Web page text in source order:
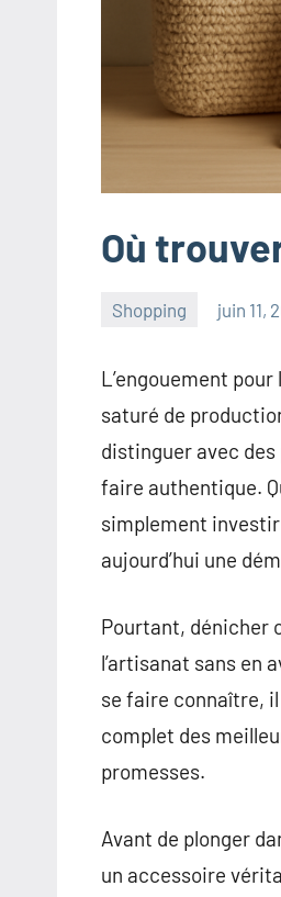
à
au
dans
et
nous
pour
des
insights
sur
mode
non
féminine
encore.
Où
Shopping juin 11,
L’engouement
saturé de
distinguer avec des
faire authentique.
simplement investir
aujourd’hui une
Pourtant, dénicher
l’artisanat sans en
se faire connaître,
complet des
promesses.
Avant de plonger
un accessoire